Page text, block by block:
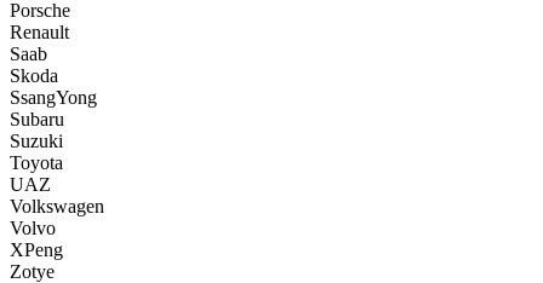
Porsche
Renault
Saab
Skoda
SsangYong
Subaru
Suzuki
Toyota
UAZ
Volkswagen
Volvo
XPeng
Zotye